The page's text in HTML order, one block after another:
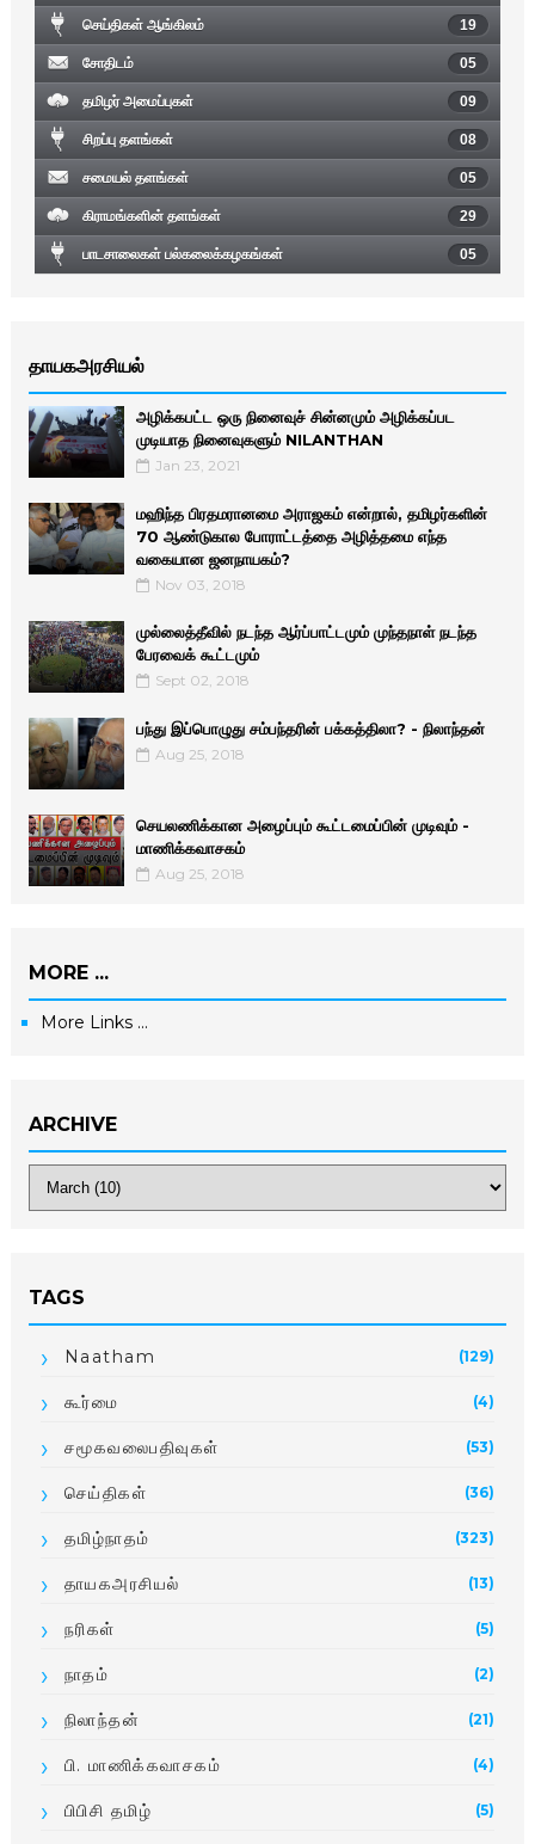
செய்திகள் ஆங்கிலம் 19
சோதிடம் 05
தமிழர் அமைப்புகள் 09
சிறப்பு தளங்கள் 08
சமையல் தளங்கள் 05
கிராமங்களின் தளங்கள் 29
பாடசாலைகள் பல்கலைக்கழகங்கள் 05
தாயகஅரசியல்
அழிக்கபட்ட ஒரு நினைவுச் சின்னமும் அழிக்கப்பட
முடியாத நினைவுகளும் NILANTHAN
Jan 23, 2021
மஹிந்த பிரதமரானமை அராஜகம் என்றால், தமிழர்களின்
70 ஆண்டுகால போராட்டத்தை அழித்தமை எந்த
வகையான ஜனநாயகம்?
Nov 03, 2018
முல்லைத்தீவில் நடந்த ஆர்ப்பாட்டமும் முந்தநாள் நடந்த
பேரவைக் கூட்டமும்
Sept 02, 2018
பந்து இப்பொழுது சம்பந்தரின் பக்கத்திலா? - நிலாந்தன்
Aug 25, 2018
செயலணிக்கான அழைப்பும் கூட்டமைப்பின் முடிவும் -
மாணிக்­க­வா­சகம்
Aug 25, 2018
MORE ...
More Links ...
ARCHIVE
TAGS
Naatham (129)
கூர்மை (4)
சமூகவலைபதிவுகள் (53)
செய்திகள் (36)
தமிழ்நாதம் (323)
தாயகஅரசியல் (13)
நரிகள் (5)
நாதம் (2)
நிலாந்தன் (21)
பி. மாணிக்­க­வா­சகம் (4)
பிபிசி தமிழ் (5)